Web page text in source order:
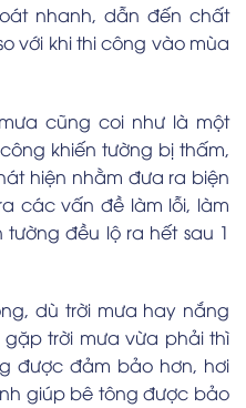
nhanh, dẫn đến chất
với khi thi công vào mùa
cũng coi như là một
khiến tường bị thấm,
hiện nhằm đưa ra biện
các vấn đề làm lỗi, làm
đều lộ ra hết sau 1
dù trời mưa hay nắng
trời mưa vừa phải thì
được đảm bảo hơn, hơi
giúp bê tông được bảo